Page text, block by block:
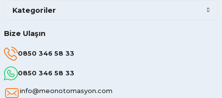
Bize Ulaşın
0850 346 58 33
0850 346 58 33
info@meonotomasyon.com
Kategoriler